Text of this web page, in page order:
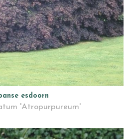
esdoorn
'Atropurpureum'